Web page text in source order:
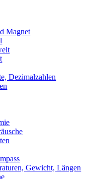
Magnet
Dezimalzahlen
Gewicht, Längen